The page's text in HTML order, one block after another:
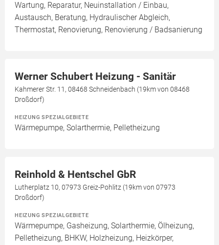
Wartung, Reparatur, Neuinstallation / Einbau,
Austausch, Beratung, Hydraulischer Abgleich,
Thermostat, Renovierung, Renovierung / Badsanierung
Werner Schubert Heizung - Sanitär
Kahmerer Str. 11, 08468 Schneidenbach (19km von 08468
Droßdorf)
HEIZUNG SPEZIALGEBIETE
Wärmepumpe, Solarthermie, Pelletheizung
Reinhold & Hentschel GbR
Lutherplatz 10, 07973 Greiz-Pohlitz (19km von 07973
Droßdorf)
HEIZUNG SPEZIALGEBIETE
Wärmepumpe, Gasheizung, Solarthermie, Ölheizung,
Pelletheizung, BHKW, Holzheizung, Heizkörper,